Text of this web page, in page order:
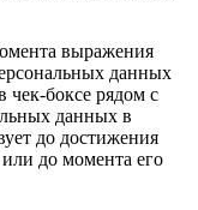
выражения
данных
чек-боксе рядом с
данных в
до достижения
до момента его